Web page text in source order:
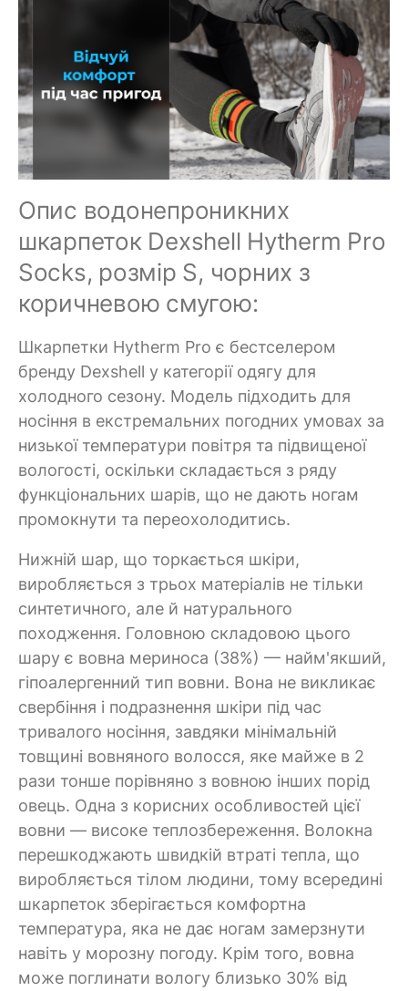
Опис водонепроникних
шкарпеток Dexshell Hytherm Pro
Socks, розмір S, чорних з
коричневою смугою:
Шкарпетки Hytherm Pro є бестселером
бренду Dexshell у категорії одягу для
холодного сезону. Модель підходить для
носіння в екстремальних погодних умовах за
низької температури повітря та підвищеної
вологості, оскільки складається з ряду
функціональних шарів, що не дають ногам
промокнути та переохолодитись.
Нижній шар, що торкається шкіри,
виробляється з трьох матеріалів не тільки
синтетичного, але й натурального
походження. Головною складовою цього
шару є вовна мериноса (38%) — найм'якший,
гіпоалергенний тип вовни. Вона не викликає
свербіння і подразнення шкіри під час
тривалого носіння, завдяки мінімальній
товщині вовняного волосся, яке майже в 2
рази тонше порівняно з вовною інших порід
овець. Одна з корисних особливостей цієї
вовни — високе теплозбереження. Волокна
перешкоджають швидкій втраті тепла, що
виробляється тілом людини, тому всередині
шкарпеток зберігається комфортна
температура, яка не дає ногам замерзнути
навіть у морозну погоду. Крім того, вовна
може поглинати вологу близько 30% від